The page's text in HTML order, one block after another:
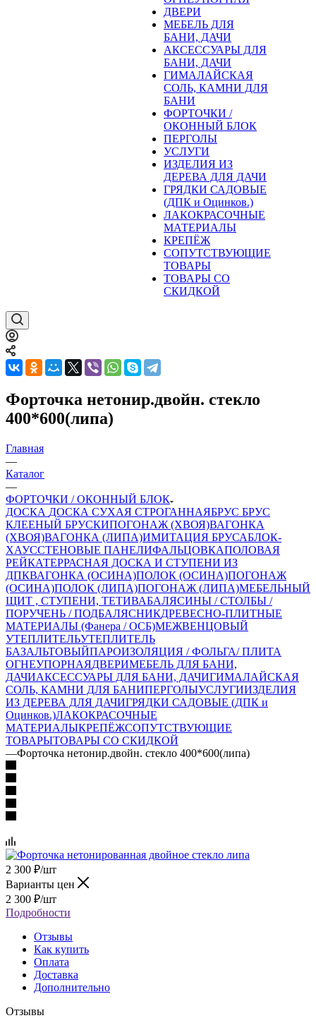
ДВЕРИ
МЕБЕЛЬ ДЛЯ
БАНИ, ДАЧИ
АКСЕССУАРЫ ДЛЯ
БАНИ, ДАЧИ
ГИМАЛАЙСКАЯ
СОЛЬ, КАМНИ ДЛЯ
БАНИ
ФОРТОЧКИ /
ОКОННЫЙ БЛОК
ПЕРГОЛЫ
УСЛУГИ
ИЗДЕЛИЯ ИЗ
ДЕРЕВА ДЛЯ ДАЧИ
ГРЯДКИ САДОВЫЕ
(ДПК и Оцинков.)
ЛАКОКРАСОЧНЫЕ
МАТЕРИАЛЫ
КРЕПЁЖ
СОПУТСТВУЮЩИЕ
ТОВАРЫ
ТОВАРЫ СО
СКИДКОЙ
Форточка нетонир.двойн. стекло
400*600(липа)
Главная
—
Каталог
—
ФОРТОЧКИ / ОКОННЫЙ БЛОК
ДОСКА ДОСКА СУХАЯ СТРОГАННАЯБРУС БРУС
КЛЕЕНЫЙ БРУСКИПОГОНАЖ (ХВОЯ)ВАГОНКА
(ХВОЯ)ВАГОНКА (ЛИПА)ИМИТАЦИЯ БРУСАБЛОК-
ХАУССТЕНОВЫЕ ПАНЕЛИФАЛЬЦОВКАПОЛОВАЯ
РЕЙКАТЕРРАСНАЯ ДОСКА И СТУПЕНИ ИЗ
ДПКВАГОНКА (ОСИНА)ПОЛОК (ОСИНА)ПОГОНАЖ
(ОСИНА)ПОЛОК (ЛИПА)ПОГОНАЖ (ЛИПА)МЕБЕЛЬНЫЙ
ЩИТ , СТУПЕНИ, ТЕТИВАБАЛЯСИНЫ / СТОЛБЫ /
ПОРУЧЕНЬ / ПОДБАЛЯСНИКДРЕВЕСНО-ПЛИТНЫЕ
МАТЕРИАЛЫ (Фанера / ОСБ)МЕЖВЕНЦОВЫЙ
УТЕПЛИТЕЛЬУТЕПЛИТЕЛЬ
БАЗАЛЬТОВЫЙПАРОИЗОЛЯЦИЯ / ФОЛЬГА/ ПЛИТА
ОГНЕУПОРНАЯДВЕРИМЕБЕЛЬ ДЛЯ БАНИ,
ДАЧИАКСЕССУАРЫ ДЛЯ БАНИ, ДАЧИГИМАЛАЙСКАЯ
СОЛЬ, КАМНИ ДЛЯ БАНИПЕРГОЛЫУСЛУГИИЗДЕЛИЯ
ИЗ ДЕРЕВА ДЛЯ ДАЧИГРЯДКИ САДОВЫЕ (ДПК и
Оцинков.)ЛАКОКРАСОЧНЫЕ
МАТЕРИАЛЫКРЕПЁЖСОПУТСТВУЮЩИЕ
ТОВАРЫТОВАРЫ СО СКИДКОЙ
—Форточка нетонир.двойн. стекло 400*600(липа)
2 300 ₽/шт
Варианты цен
2 300 ₽/шт
Подробности
Отзывы
Как купить
Оплата
Доставка
Дополнительно
Отзывы